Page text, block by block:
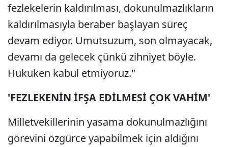
fezlekelerin kaldırılması, dokunulmazlıkların
kaldırılmasıyla beraber başlayan süreç
devam ediyor. Umutsuzum, son olmayacak,
devamı da gelecek çünkü zihniyet böyle.
Hukuken kabul etmiyoruz."
'FEZLEKENİN İFŞA EDİLMESİ ÇOK VAHİM'
Milletvekillerinin yasama dokunulmazlığını
görevini özgürce yapabilmek için aldığını